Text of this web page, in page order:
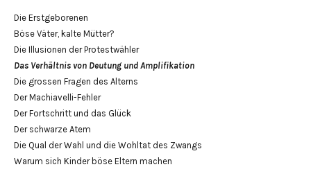
Die Erstgeborenen
Böse Väter, kalte Mütter?
Die Illusionen der Protestwähler
Das Verhältnis von Deutung und Amplifikation
Die grossen Fragen des Alterns
Der Machiavelli-Fehler
Der Fortschritt und das Glück
Der schwarze Atem
Die Qual der Wahl und die Wohltat des Zwangs
Warum sich Kinder böse Eltern machen